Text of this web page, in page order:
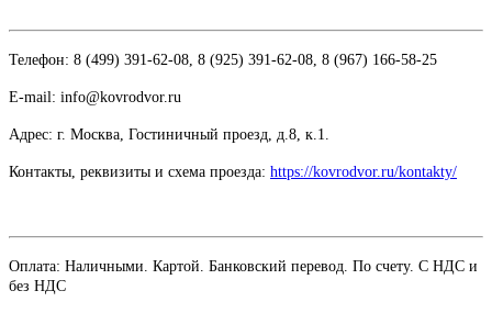
Телефон: 8 (499) 391-62-08, 8 (925) 391-62-08, 8 (967) 166-58-25
E-mail: info@kovrodvor.ru
Адрес: г. Москва, Гостиничный проезд, д.8, к.1.
Контакты, реквизиты и схема проезда: https://kovrodvor.ru/kontakty/
Оплата: Наличными. Картой. Банковский перевод. По счету. С НДС и
без НДС